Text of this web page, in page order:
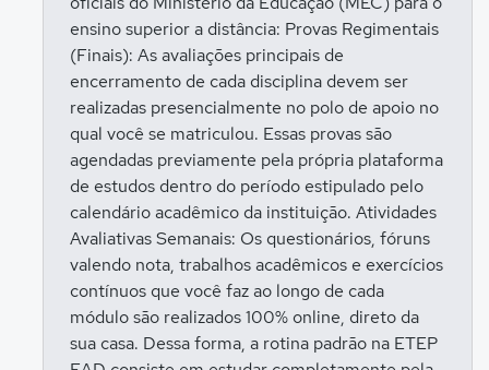
ensino superior a distância: Provas Regimentais
(Finais): As avaliações principais de
encerramento de cada disciplina devem ser
realizadas presencialmente no polo de apoio no
qual você se matriculou. Essas provas são
agendadas previamente pela própria plataforma
de estudos dentro do período estipulado pelo
calendário acadêmico da instituição. Atividades
Avaliativas Semanais: Os questionários, fóruns
valendo nota, trabalhos acadêmicos e exercícios
contínuos que você faz ao longo de cada
módulo são realizados 100% online, direto da
sua casa. Dessa forma, a rotina padrão na ETEP